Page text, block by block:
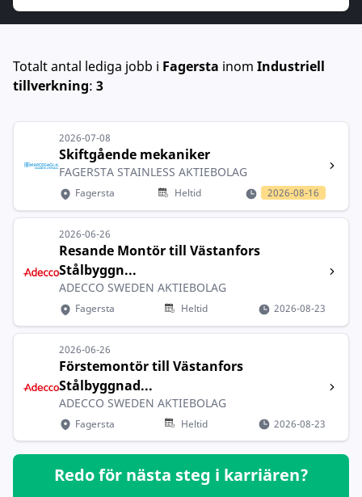
Totalt antal lediga jobb i Fagersta inom Industriell
tillverkning: 3
2026-07-08
Skiftgående mekaniker
FAGERSTA STAINLESS AKTIEBOLAG
Fagersta Heltid 2026-08-16
2026-06-26
Resande Montör till Västanfors
Stålbyggn...
ADECCO SWEDEN AKTIEBOLAG
Fagersta Heltid 2026-08-23
2026-06-26
Förstemontör till Västanfors
Stålbyggnad...
ADECCO SWEDEN AKTIEBOLAG
Fagersta Heltid 2026-08-23
Redo för nästa steg i karriären?